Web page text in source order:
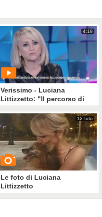
4:19
Verissimo - Luciana
Littizzetto: "Il percorso di
affido dei miei figli"
PLAY
13324• di Mediaset
12 foto
Le foto di Luciana
Littizzetto